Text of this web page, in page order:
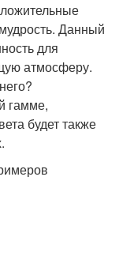
Данный
для
атмосферу.
гамме,
будет также